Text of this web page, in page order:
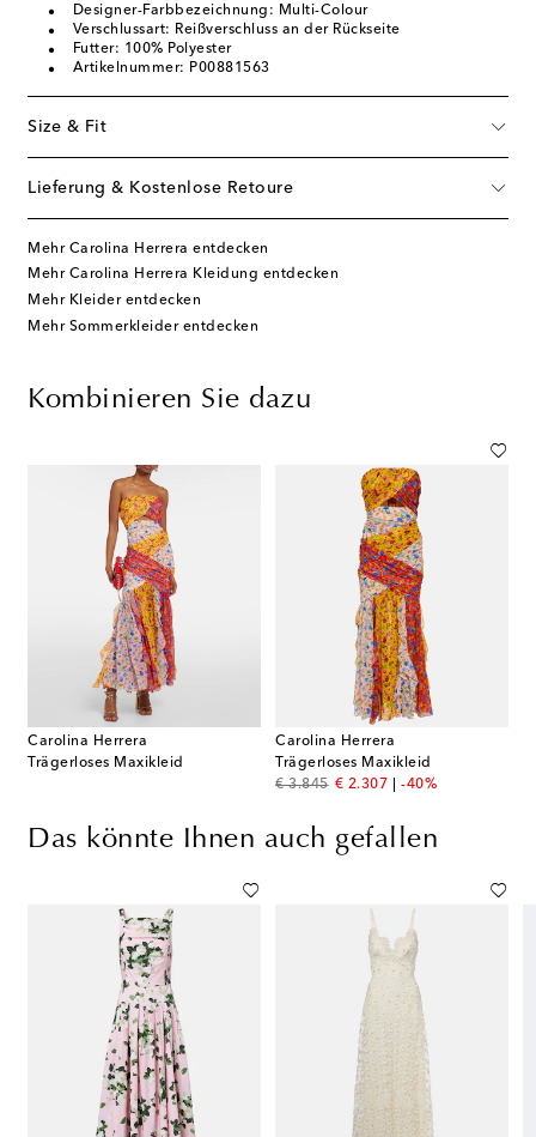
Designer-Farbbezeichnung: Multi-Colour
Verschlussart: Reißverschluss an der Rückseite
Futter: 100% Polyester
Artikelnummer: P00881563
Size & Fit
Lieferung & Kostenlose Retoure
Mehr Carolina Herrera entdecken
Mehr Carolina Herrera Kleidung entdecken
Mehr Kleider entdecken
Mehr Sommerkleider entdecken
Kombinieren Sie dazu
Carolina Herrera
Trägerloses Maxikleid
Carolina Herrera
Trägerloses Maxikleid
€ 3.845
original price
€ 2.307
discount price
-40%
Das könnte Ihnen auch gefallen